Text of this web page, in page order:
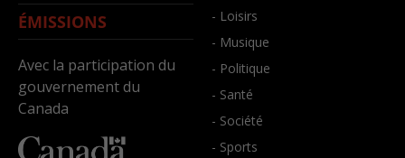
ÉMISSIONS
Avec la participation du
gouvernement du
Canada
- Loisirs
- Musique
- Politique
- Santé
- Société
- Sports